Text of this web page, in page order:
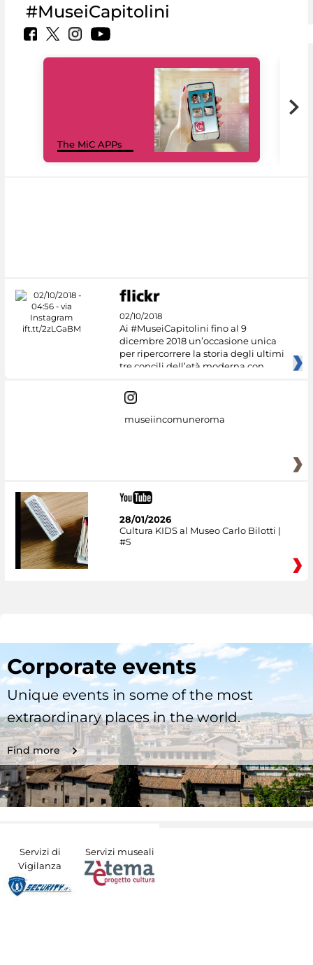
#MuseiCapitolini
The MiC APPs
02/10/2018
Ai #MuseiCapitolini fino al 9
dicembre 2018 un’occasione unica
per ripercorrere la storia degli ultimi
tre concili dell’età moderna con
museiincomuneroma
28/01/2026
Cultura KIDS al Museo Carlo Bilotti |
#5
Corporate events
Unique events in some of the most
extraordinary places in the world.
Find more
Servizi di
Vigilanza
Servizi museali